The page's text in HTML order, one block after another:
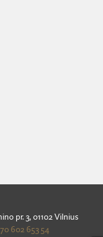
pr. 3, 01102 Vilnius
602 653 54